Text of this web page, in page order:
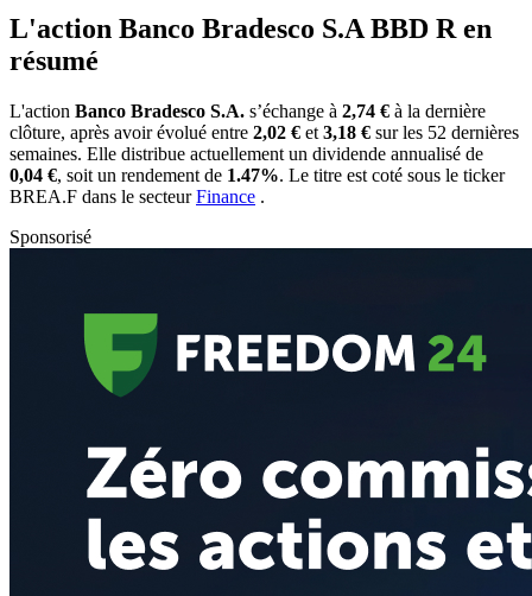
L'action Banco Bradesco S.A BBD R en
résumé
L'action Banco Bradesco S.A. s’échange à 2,74 € à la dernière
clôture, après avoir évolué entre 2,02 € et 3,18 € sur les 52 dernières
semaines. Elle distribue actuellement un dividende annualisé de
0,04 €, soit un rendement de 1.47%. Le titre est coté sous le ticker
BREA.F dans le secteurFinance .
Sponsorisé